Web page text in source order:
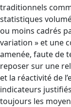
traditionnels
statistiques
ou moins cadrés
variation » et une
amenée, faute de
reposer sur une
et la réactivité de
indicateurs
toujours les